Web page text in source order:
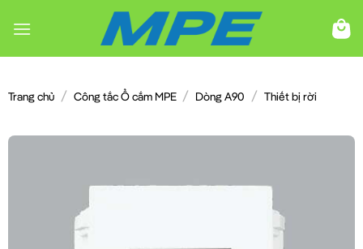
đến
Trang chủ / Công tắc Ổ cắm MPE / Dòng A90 / Thiết bị rời